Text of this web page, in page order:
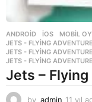
ANDROID ,İOS ,MOBIL
JETS - FLYING
JETS - FLYING
JETS - FLYING
Jets –
by admin 11 yıl